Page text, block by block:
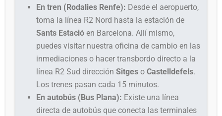
En tren (Rodalies Renfe): Desde el aeropuerto,
toma la línea R2 Nord hasta la estación de
Sants Estació en Barcelona. Allí mismo,
puedes visitar nuestra oficina de cambio en las
inmediaciones o hacer transbordo directo a la
línea R2 Sud direcciónSitges oCastelldefels.
Los trenes pasan cada 15 minutos.
En autobús (Bus Plana): Existe una línea
directa de autobús que conecta las terminales